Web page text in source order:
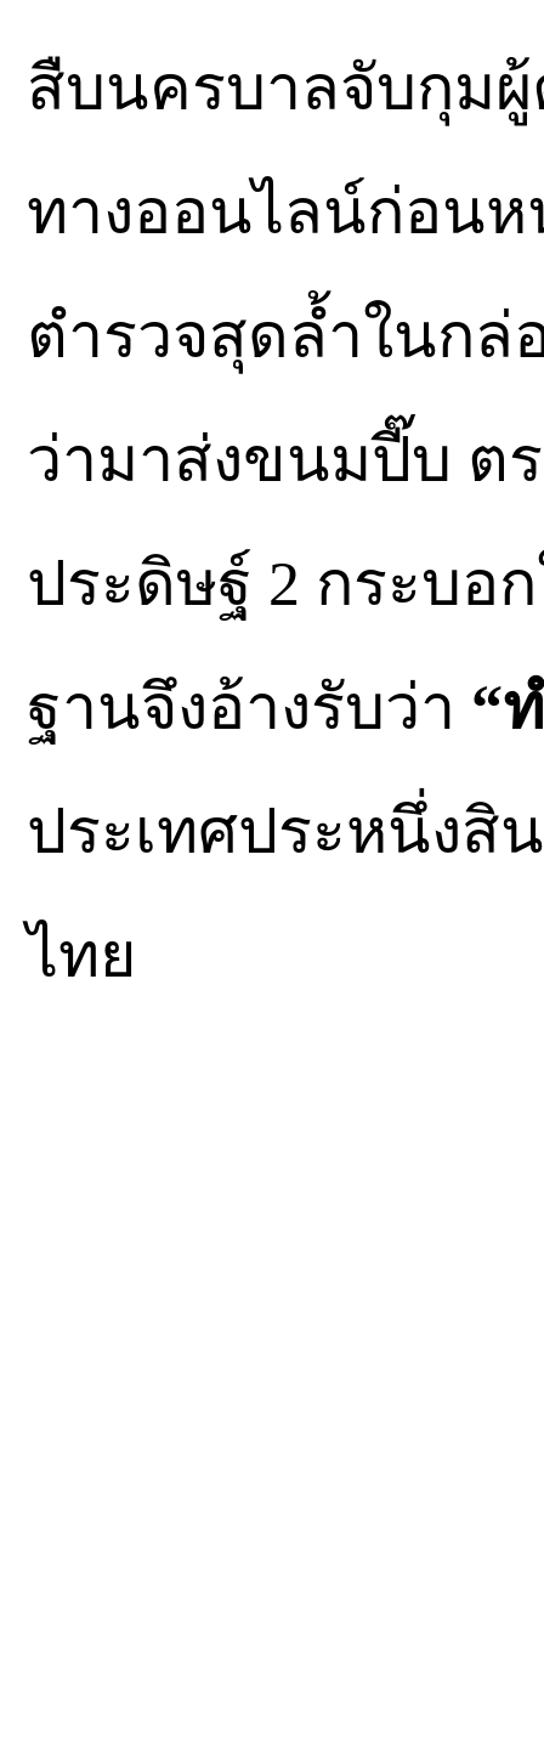
สืบนครบาลจับกุมผู้
ทางออนไลน์ก่อน
ตำรวจสุดล้ำในก
ว่ามาส่งขนมปี๊บ ต
ประดิษฐ์ 2 กระบ
ฐานจึงอ้างรับว่า “
ประเทศประหนึ่งสิ
ไทย